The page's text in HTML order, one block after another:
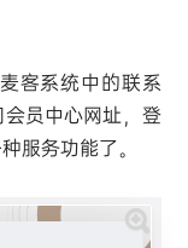
客系统中的联系
员中心网址，登
服务功能了。